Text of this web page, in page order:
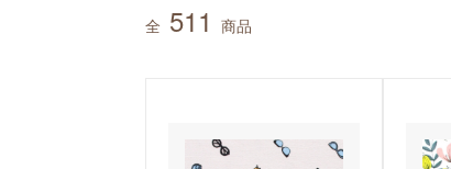
全 511 商品